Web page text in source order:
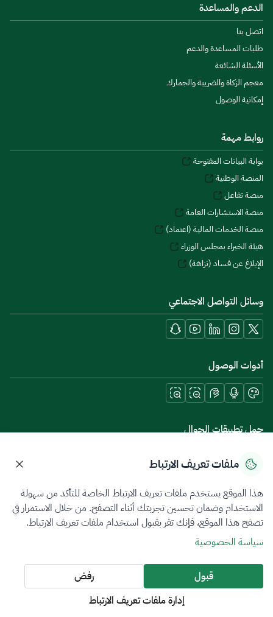
الدعم والمساعدة
اتصل بنا
طلبات المساعدة والدعم
الأسئلة الشائعة
معجم الزكاة والضريبة والجمارك
إمكانية الوصول
روابط مهمة
بوابة البيانات المفتوحة
المنصة الوطنية
منصة تفاعل
منصة الاستشارات العامة
منصة الخدمات المالية (اعتماد)
هيئة الخبراء بمجلس الوزراء
الإبلاغ عن فساد (نزاهة)
وسائل التواصل الاجتماعي
أدوات الوصول
حمل تطبيقات الجوال
سياسة الخصوصيةشروط الاستخدامخريطة الموقع
جميع الحقوق محفوظة 2026 © ZATCA.GOV.SA
تم تطويره وصيانته بواسطة هيئة الزكاة والضريبة والجمارك
آخر تحديث للموقع في
ملفات تعريف الارتباط
هذا الموقع يستخدم ملفات تعريف الارتباط الخاصة للتأكد من سهولة
الاستخدام وضمان تحسين تجربتك أثناء التصفح. من خلال الاستمرار في
تصفح هذا الموقع، فإنك تقر بقبول استخدام ملفات تعريف الارتباط.
سياسة الخصوصية
قبول
رفض
إدارة ملفات تعريف الارتباط